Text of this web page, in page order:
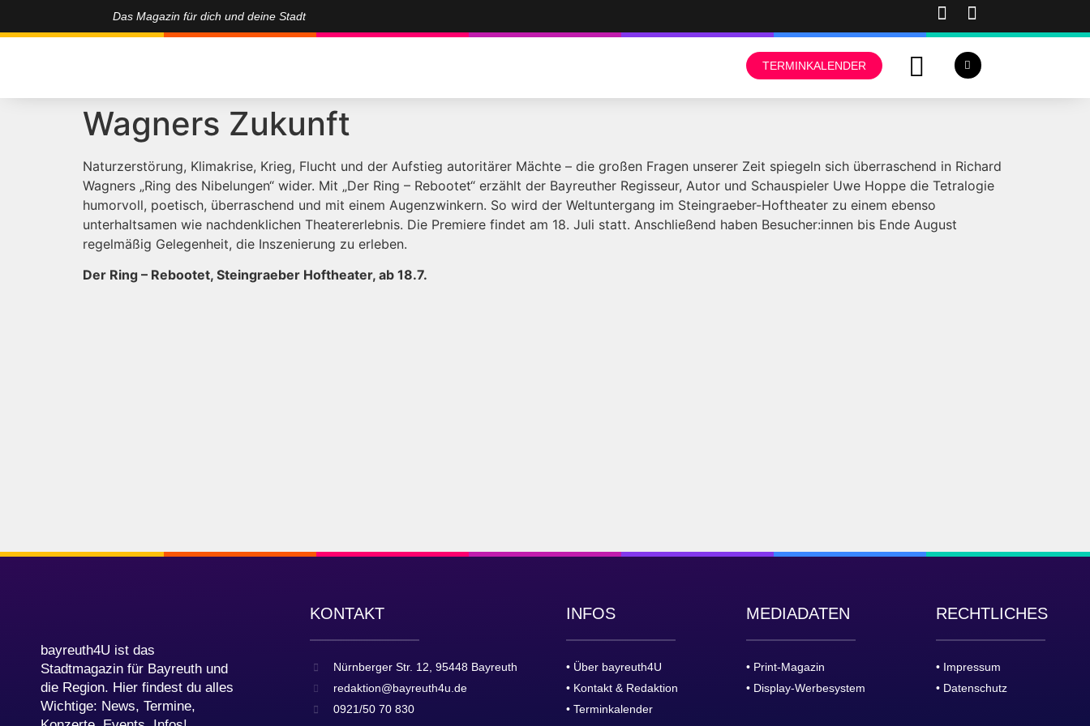
Das Magazin für dich und deine Stadt
TERMINKALENDER
Wagners Zukunft
Naturzerstörung, Klimakrise, Krieg, Flucht und der Aufstieg autoritärer Mächte – die großen Fragen unserer Zeit spiegeln sich überraschend in Richard
Wagners „Ring des Nibelungen“ wider. Mit „Der Ring – Rebootet“ erzählt der Bayreuther Regisseur, Autor und Schauspieler Uwe Hoppe die Tetralogie
humorvoll, poetisch, überraschend und mit einem Augenzwinkern. So wird der Weltuntergang im Steingraeber-Hoftheater zu einem ebenso
unterhaltsamen wie nachdenklichen Theatererlebnis. Die Premiere findet am 18. Juli statt. Anschließend haben Besucher:innen bis Ende August
regelmäßig Gelegenheit, die Inszenierung zu erleben.
Der Ring – Rebootet, Steingraeber Hoftheater, ab 18.7.
bayreuth4U ist das
Stadtmagazin für Bayreuth und
die Region. Hier findest du alles
Wichtige: News, Termine,
KONTAKT
Nürnberger Str. 12, 95448 Bayreuth
redaktion@bayreuth4u.de
0921/50 70 830
INFOS
• Über bayreuth4U
• Kontakt & Redaktion
• Terminkalender
MEDIADATEN
• Print-Magazin
• Display-Werbesystem
RECHTLICHES
• Impressum
• Datenschutz